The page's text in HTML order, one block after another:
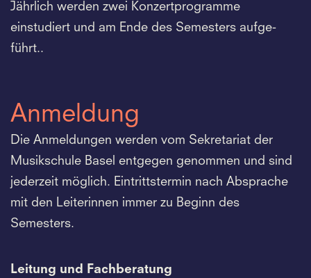
Jährlich werden zwei Konzertprogramme
einstudiert und am Ende des Semesters aufge-
führt..
Anmeldung
Die Anmeldungen werden vom Sekretariat der
Musikschule Basel entgegen genommen und sind
jederzeit möglich. Eintrittstermin nach Absprache
mit den Leiterinnen immer zu Beginn des
Semesters.
Leitung und Fachberatung